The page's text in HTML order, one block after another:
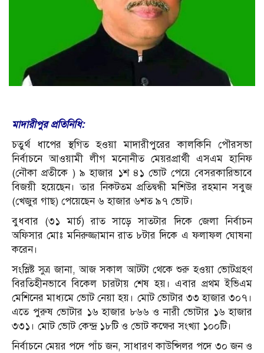
মাদারীপুর প্রতিনিধি:
চতুর্থ ধাপের স্থগিত হওয়া মাদারীপুরের কালকিনি পৌরসভা
নির্বাচনে আওয়ামী লীগ মনোনীত মেয়রপ্রার্থী এসএম হানিফ
(নৌকা প্রতীকে ) ৯ হাজার ১শ ৪১ ভোট পেয়ে বেসরকারিভাবে
বিজয়ী হয়েছেন। তার নিকটতম প্রতিদ্বন্ধী ম‌শিউর রহমান সবুজ
(খেজুর গাছ) পেয়েছেন ৬ হাজার ৬শত ৯৭ ভোট।
বুধবার (৩১ মার্চ) রাত সাড়ে সাতটার দিকে জেলা নির্বাচন
অফিসার মোঃ মনিরুজ্জামান রাত ৮টার দিকে এ ফলাফল ঘোষনা
করেন।
সংস্লিষ্ট সুত্র জানা, আজ সকাল আটটা থেকে শুরু হওয়া ভোটগ্রহণ
বিরতিহীনভাবে বিকেল চারটায় শেষ হয়। এবার প্রথম ইভিএম
মেশিনের মাধ্যমে ভোট নেয়া হয়। মোট ভোটার ৩৩ হাজার ৩০৭।
এতে পুরুষ ভোটার ১৬ হাজার ৮৬৬ ও নারী ভোটার ১৬ হাজার
৩৩১। মোট ভোট কেন্দ্র ১৮টি ও ভোট কক্ষের সংখ্যা ১০০টি।
নির্বাচনে মেয়র পদে পাঁচ জন, সাধারণ কাউন্সিলর পদে ৩০ জন ও